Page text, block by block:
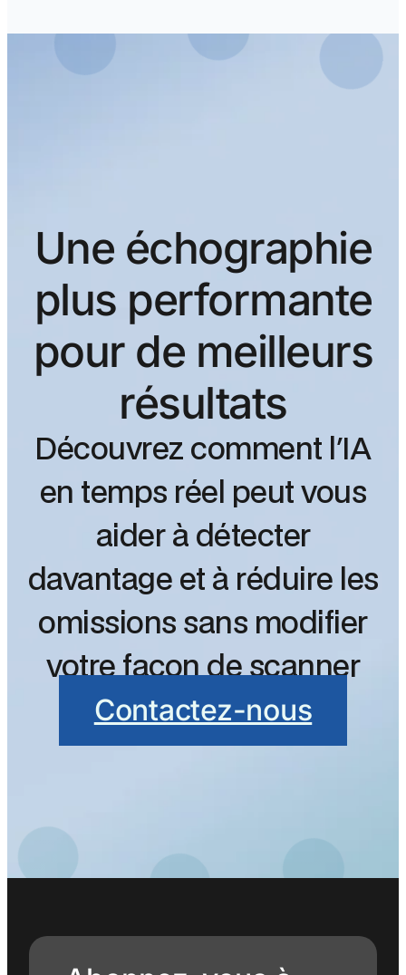
Une échographie
plus performante
pour de meilleurs
résultats
Découvrez comment l'IA
en temps réel peut vous
aider à détecter
davantage et à réduire les
omissions sans modifier
votre façon de scanner
Contactez-nous